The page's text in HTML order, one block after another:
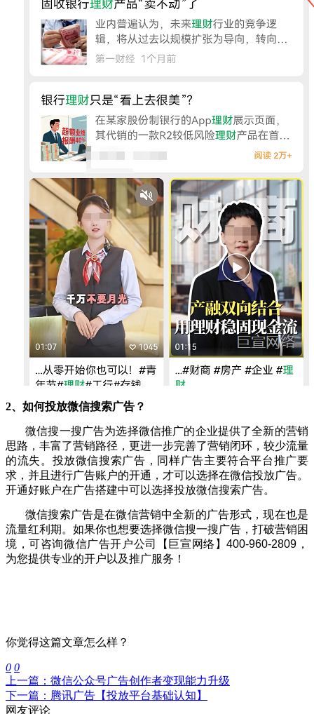
2、如何投放微信搜索广告？
微信搜一搜广告为选择微信推广的企业提供了全新的营销
思路，丰富了营销路径，更进一步完善了营销闭环，较少流量
的流失。 投放微信搜索广告，同样广告主要符合平台推广要
求，并且进行广告账户的开通，才可以选择在微信投放广告。
开通好账户在广告搭建中可以选择投放微信搜索广告。
微信搜索广告是在微信营销中全新的广告形式，现在也是
流量红利期。如果你也想要选择微信搜一搜广告，打破营销困
境，可咨询微信广告开户公司【巨宣网络】400-960-2809 ，
为您提供专业的开户以及推广服务！
你觉得这篇文章怎么样？
0 0
上一篇：微信公众号广告创作者变现能力升级
下一篇：腾讯广告【投放平台基础认知】
网友评论